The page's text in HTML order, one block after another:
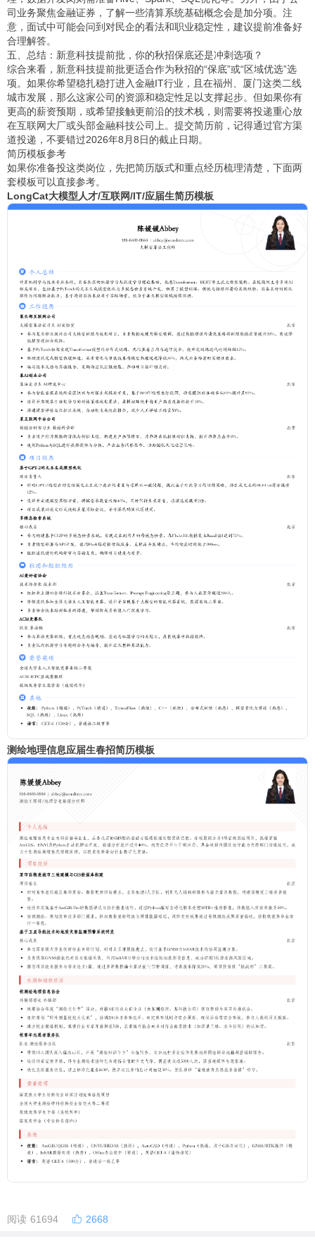
司业务聚焦金融证券，了解一些清算系统基础概念会是加分项。注
意，面试中可能会问到对民企的看法和职业稳定性，建议提前准备好
合理解答。
五、总结：新意科技提前批，你的秋招保底还是冲刺选项？
综合来看，新意科技提前批更适合作为秋招的“保底”或“区域优选”选
项。如果你希望稳扎稳打进入金融IT行业，且在福州、厦门这类二线
城市发展，那么这家公司的资源和稳定性足以支撑起步。但如果你有
更高的薪资预期，或希望接触更前沿的技术栈，则需要将投递重心放
在互联网大厂或头部金融科技公司上。提交简历前，记得通过官方渠
道投递，不要错过2026年8月8日的截止日期。
简历模板参考
如果你准备投这类岗位，先把简历版式和重点经历梳理清楚，下面两
套模板可以直接参考。
LongCat大模型人才/互联网/IT/应届生简历模板
测绘地理信息应届生春招简历模板
阅读 61694 2668